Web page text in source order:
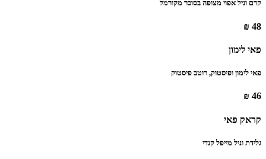
קרם וניל אפוי מצופה בסוכר מקורמל
48 ₪
פאי לימון
פאי לימון ופיסטוק, רוטב פיסטוק
46 ₪
קראק פאי
גלידת וניל מייפל קנדי